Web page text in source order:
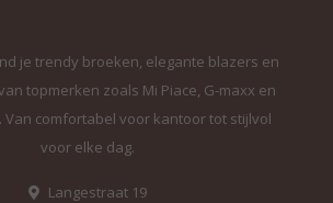
je trendy broeken, elegante blazers en
topmerken zoals Mi Piace, G-maxx en
Van comfortabel voor kantoor tot stijlvol
voor elke dag.
Langestraat 19